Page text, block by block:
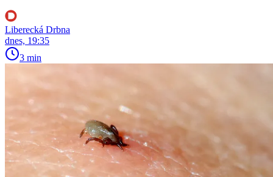
Liberecká Drbna
dnes, 19:35
3 min